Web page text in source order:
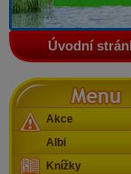
Úvodní
Menu
Akce
Albi
Knížky